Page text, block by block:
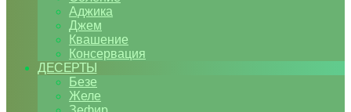
Аджика
Джем
Квашение
Консервация
ДЕСЕРТЫ
Безе
Желе